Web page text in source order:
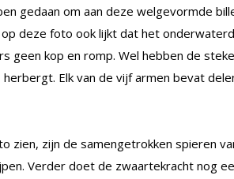
gedaan om aan deze welgevormde
deze foto ook lijkt dat het
geen kop en romp. Wel hebben de
Elk van de vijf armen bevat
zien, zijn de samengetrokken spieren
Verder doet de zwaartekracht nog